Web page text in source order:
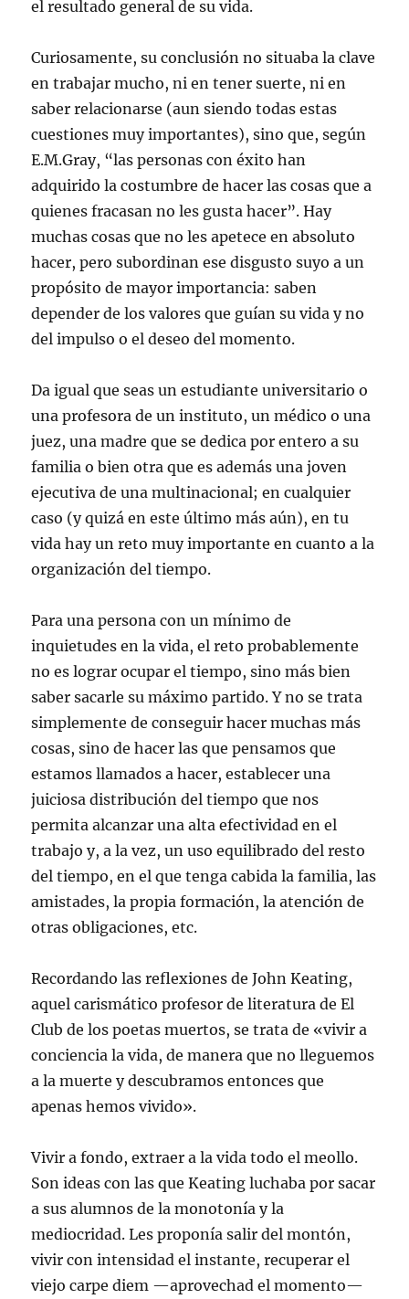
el resultado general de su vida.
Curiosamente, su conclusión no situaba la clave
en trabajar mucho, ni en tener suerte, ni en
saber relacionarse (aun siendo todas estas
cuestiones muy importantes), sino que, según
E.M.Gray, “las personas con éxito han
adquirido la costumbre de hacer las cosas que a
quienes fracasan no les gusta hacer”. Hay
muchas cosas que no les apetece en absoluto
hacer, pero subordinan ese disgusto suyo a un
propósito de mayor importancia: saben
depender de los valores que guían su vida y no
del impulso o el deseo del momento.
Da igual que seas un estudiante universitario o
una profesora de un instituto, un médico o una
juez, una madre que se dedica por entero a su
familia o bien otra que es además una joven
ejecutiva de una multinacional; en cualquier
caso (y quizá en este último más aún), en tu
vida hay un reto muy importante en cuanto a la
organización del tiempo.
Para una persona con un mínimo de
inquietudes en la vida, el reto probablemente
no es lograr ocupar el tiempo, sino más bien
saber sacarle su máximo partido. Y no se trata
simplemente de conseguir hacer muchas más
cosas, sino de hacer las que pensamos que
estamos llamados a hacer, establecer una
juiciosa distribución del tiempo que nos
permita alcanzar una alta efectividad en el
trabajo y, a la vez, un uso equilibrado del resto
del tiempo, en el que tenga cabida la familia, las
amistades, la propia formación, la atención de
otras obligaciones, etc.
Recordando las reflexiones de John Keating,
aquel carismático profesor de literatura de El
Club de los poetas muertos, se trata de «vivir a
conciencia la vida, de manera que no lleguemos
a la muerte y descubramos entonces que
apenas hemos vivido».
Vivir a fondo, extraer a la vida todo el meollo.
Son ideas con las que Keating luchaba por sacar
a sus alumnos de la monotonía y la
mediocridad. Les proponía salir del montón,
vivir con intensidad el instante, recuperar el
viejo carpe diem —aprovechad el momento—